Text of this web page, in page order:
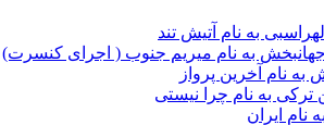
به نام آتیش تند
جهانبخش به نام میریم جنوب ( اجرای کنسرت)
به نام آخرین پرواز
ترکی به نام چرا نیستی
نام ایران